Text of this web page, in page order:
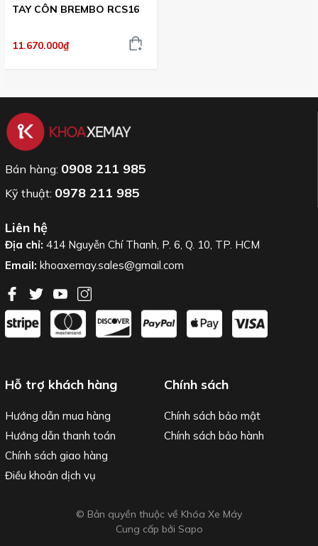
TAY CÔN BREMBO RCS16
11.670.000₫
Bán hàng: 0908 211 985
Kỹ thuật: 0978 211 985
Liên hệ
Địa chỉ: 414 Nguyễn Chí Thanh, P. 6, Q. 10, TP. HCM
Email: khoaxemay.sales@gmail.com
Hỗ trợ khách hàng
Hướng dẫn mua hàng
Hướng dẫn thanh toán
Chính sách giao hàng
Điều khoản dịch vụ
Chính sách
Chính sách bảo mật
Chính sách bảo hành
© Bản quyền thuộc về Khóa Xe Máy
Cung cấp bởi Sapo